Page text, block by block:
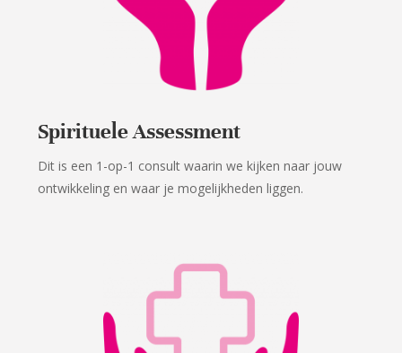
Spirituele Assessment
Dit is een 1-op-1 consult waarin we kijken naar jouw
ontwikkeling en waar je mogelijkheden liggen.